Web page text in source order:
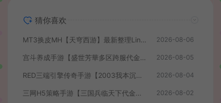
猜你喜欢
MT3换皮MH【天穹西游】最新整理Linux手工服务端+安卓苹果双端+GM后台+详细搭建教程+全套源码+视频教程 2026-08-06
宫斗养成手游【盛世芳華多区跨服代金券本地优化版】最新整理单机一键即玩端+Linux手工服务端+CDK授权后台+安卓+详细搭建教程 2026-08-05
RED三端引擎传奇手游【2003我本沉默】最新整理Win系服务端+安卓苹果PC三端+详细搭建教程 2026-08-04
三网H5策略手游【三国兵临天下代金券内购七合修复版】最新整理单机一键即玩镜像端+Linux手工服务端+管理后台+GM授权后台+简易安卓客户端+详细搭建教程+视频教程 2026-08-02